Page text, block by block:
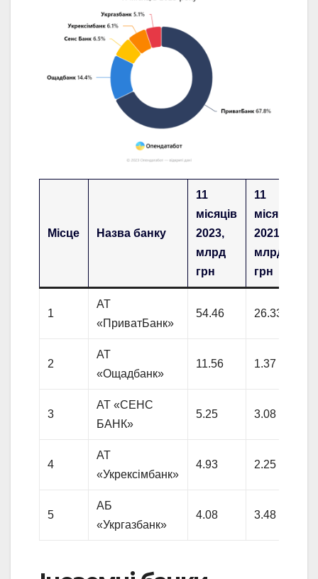
Місце Назва банку
11
місяців
2023,
млрд
грн
11
місяців
2021,
млрд
грн
1
АТ
«ПриватБанк»
54.46 26.33
2
АТ
«Ощадбанк»
11.56 1.37
3
АТ «СЕНС
БАНК»
5.25 3.08
4
АТ
«Укрексімбанк»
4.93 2.25
5
АБ
«Укргазбанк»
4.08 3.48